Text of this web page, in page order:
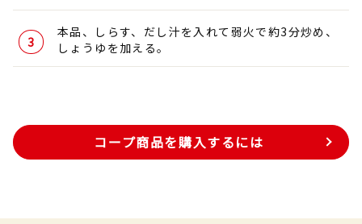
本品、しらす、だし汁を入れて弱火で約3分炒め、
しょうゆを加える。
コープ商品を購入するには